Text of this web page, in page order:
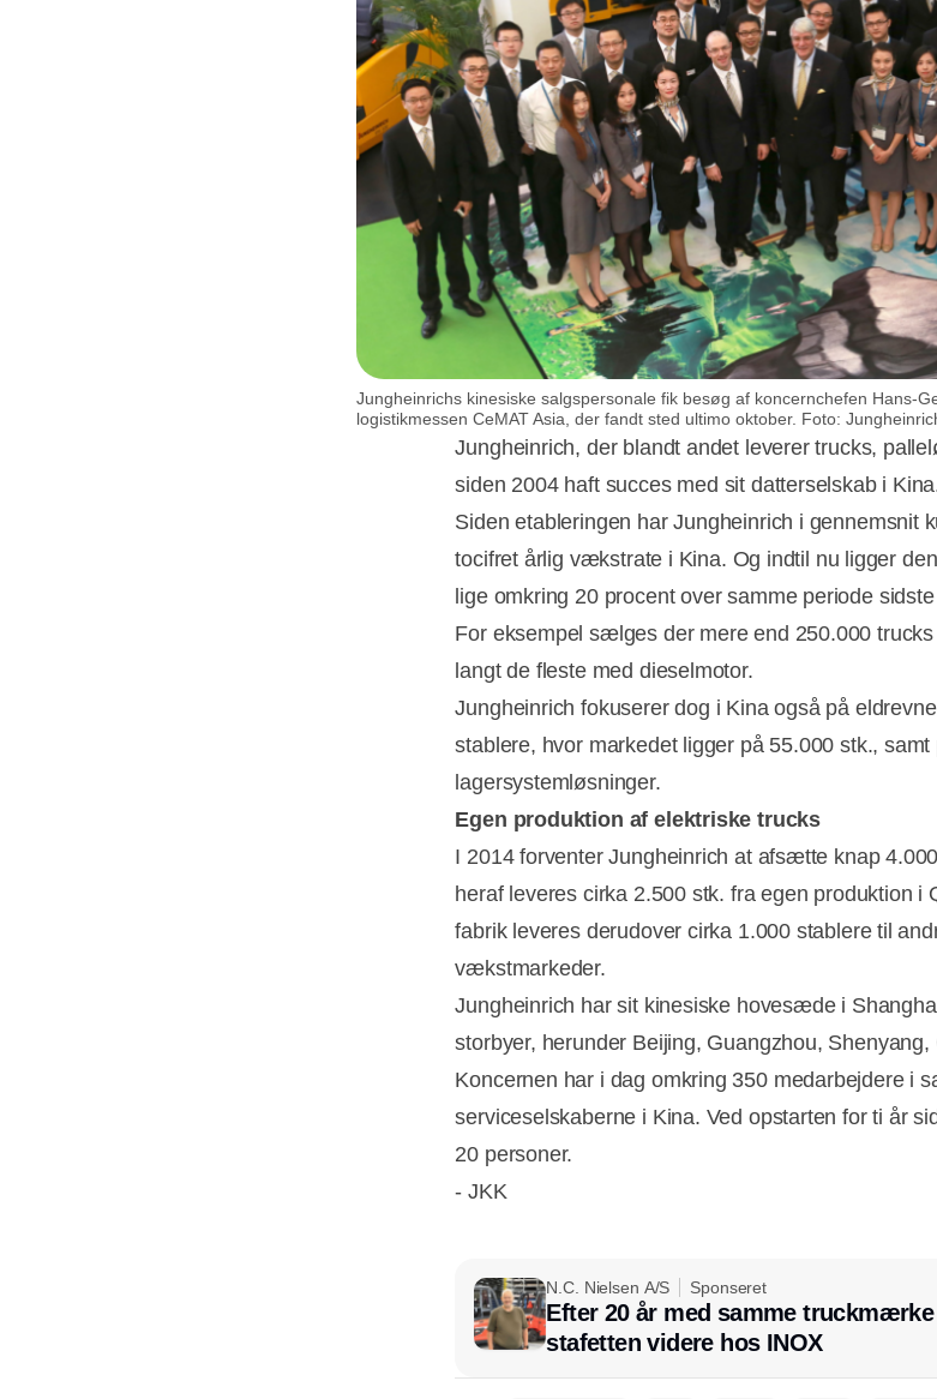
Jungheinrichs kinesiske salgspersonale fik besøg af koncernchefen Hans-
logistikmessen CeMAT Asia, der fandt sted ultimo oktober. Foto:
Jungheinrich, der blandt andet leverer trucks,
siden 2004 haft succes med sit datterselskab i
Siden etableringen har Jungheinrich i gennemsnit
tocifret årlig vækstrate i Kina. Og indtil nu ligger
lige omkring 20 procent over samme periode sidste
For eksempel sælges der mere end 250.000
langt de fleste med dieselmotor.
Jungheinrich fokuserer dog i Kina også på
stablere, hvor markedet ligger på 55.000 stk.,
lagersystemløsninger.
Egen produktion af elektriske trucks
I 2014 forventer Jungheinrich at afsætte knap
heraf leveres cirka 2.500 stk. fra egen produktion i
fabrik leveres derudover cirka 1.000 stablere til
vækstmarkeder.
Jungheinrich har sit kinesiske hovesæde i
storbyer, herunder Beijing, Guangzhou,
Koncernen har i dag omkring 350 medarbejdere i
serviceselskaberne i Kina. Ved opstarten for ti år
20 personer.
- JKK
N.C. Nielsen A/S Sponseret
Efter 20 år med samme
stafetten videre hos INOX